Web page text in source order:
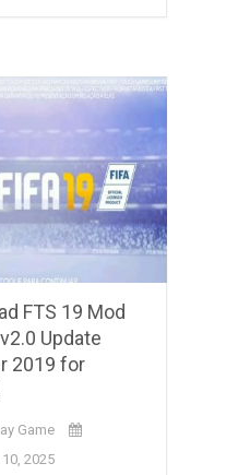
FTS 19 Mod
Update
2019 for
Game
2025